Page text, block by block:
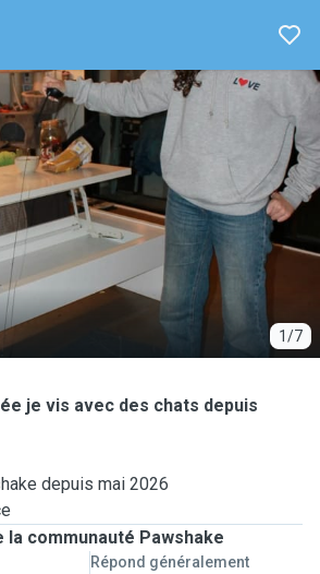
1/7
je vis avec des chats depuis
depuis mai 2026
la communauté Pawshake
Répond généralement